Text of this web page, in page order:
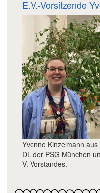
E.V.-Vorsitzende
Yvonne Kinzelmann
DL der PSG München
V. Vorstandes.